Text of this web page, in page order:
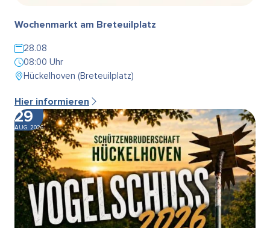
Wochenmarkt am Breteuilplatz
28.08
08:00 Uhr
Hückelhoven (Breteuilplatz)
Hier informieren
29
AUG. 2026